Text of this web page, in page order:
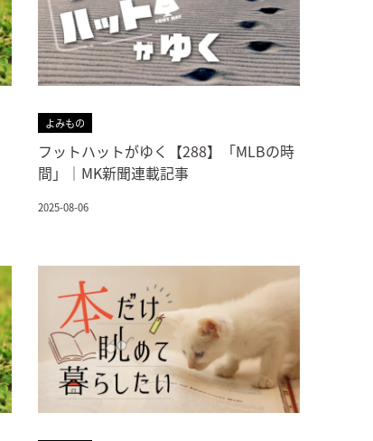
よみもの
フットハットがゆく【288】「MLBの時
間」｜MK新聞連載記事
2025-08-06